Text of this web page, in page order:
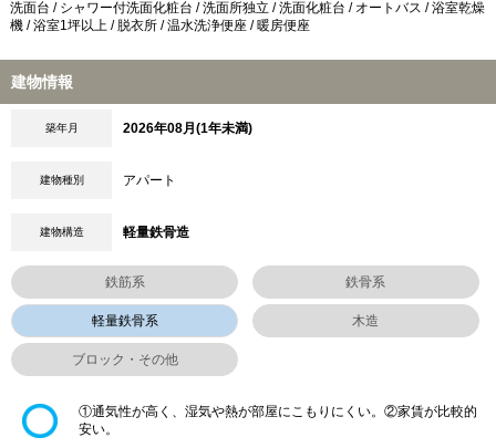
洗面台 / シャワー付洗面化粧台 / 洗面所独立 / 洗面化粧台 / オートバス / 浴室乾燥
機 / 浴室1坪以上 / 脱衣所 / 温水洗浄便座 / 暖房便座
建物情報
築年月 2026年08月(1年未満)
建物種別 アパート
建物構造 軽量鉄骨造
鉄筋系 鉄骨系
軽量鉄骨系 木造
ブロック・その他
①通気性が高く、湿気や熱が部屋にこもりにくい。②家賃が比較的
安い。